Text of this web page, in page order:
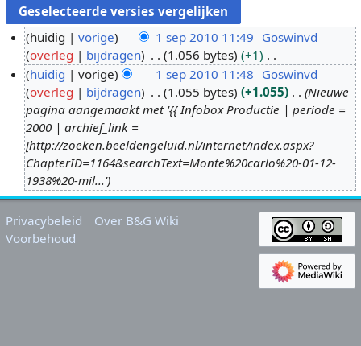
s
huidig vorige 1 sep 2010 11:49 Goswinvd
overleg
bijdragen 1.056 bytes
+1
G
e
e
n
b
e
w
e
huidig vorige 1 sep 2010 11:48 Goswinvd
overleg
bijdragen 1.055 bytes +1.055
Nieuwe
pagina aangemaakt met '{{ Infobox Productie | periode =
2000 | archief_link =
[http://zoeken.beeldengeluid.nl/internet/index.aspx?
ChapterID=1164&searchText=Monte%20carlo%20-01-12-
1938%20-mil...'
Privacybeleid
Over B&G Wiki
Voorbehoud